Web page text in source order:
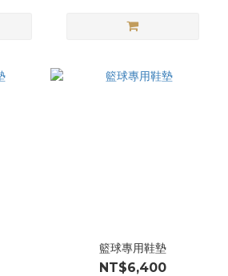
籃球專用鞋墊
NT$6,400